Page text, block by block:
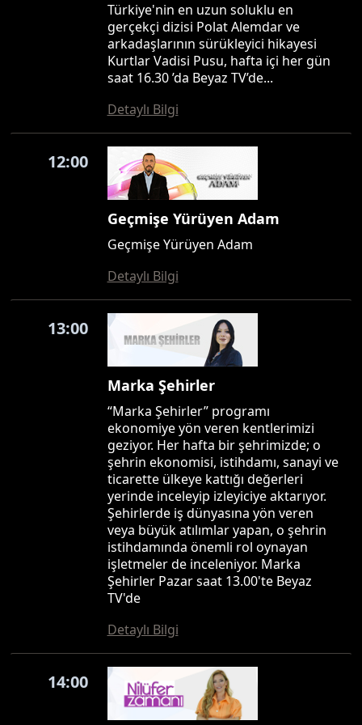
Türkiye'nin en uzun soluklu en
gerçekçi dizisi Polat Alemdar ve
arkadaşlarının sürükleyici hikayesi
Kurtlar Vadisi Pusu, hafta içi her gün
saat 16.30 ’da Beyaz TV’de...
Detaylı Bilgi
12:00
Geçmişe Yürüyen Adam
Geçmişe Yürüyen Adam
Detaylı Bilgi
13:00
Marka Şehirler
“Marka Şehirler” programı
ekonomiye yön veren kentlerimizi
geziyor. Her hafta bir şehrimizde; o
şehrin ekonomisi, istihdamı, sanayi ve
ticarette ülkeye kattığı değerleri
yerinde inceleyip izleyiciye aktarıyor.
Şehirlerde iş dünyasına yön veren
veya büyük atılımlar yapan, o şehrin
istihdamında önemli rol oynayan
işletmeler de inceleniyor. Marka
Şehirler Pazar saat 13.00'te Beyaz
TV'de
Detaylı Bilgi
14:00